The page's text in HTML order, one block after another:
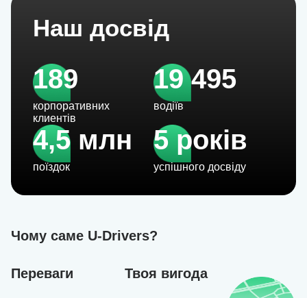
Наш досвід
189
корпоративних
клиентів
19 495
водіїв
4,5 млн
поїздок
5 років
успішного досвіду
Чому саме U-Drivers?
Переваги Твоя вигода